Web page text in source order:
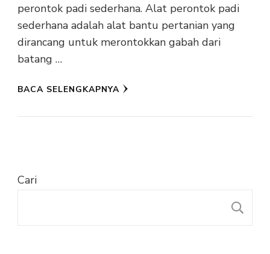
perontok padi sederhana. Alat perontok padi
sederhana adalah alat bantu pertanian yang
dirancang untuk merontokkan gabah dari
batang …
BACA SELENGKAPNYA
Cari